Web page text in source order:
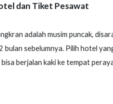
dan Tiket Pesawat
adalah musim puncak,
bulan sebelumnya. Pilih hotel
berjalan kaki ke tempat